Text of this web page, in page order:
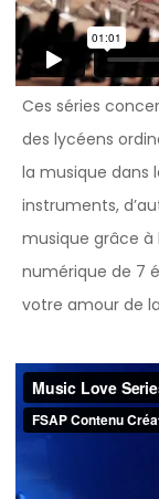
Ces séries
des lycéens
la musique dans
instruments,
musique grâce à
numérique de 7
votre amour de